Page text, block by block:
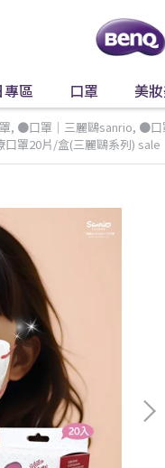
專區 口罩 美
, ●口罩｜三麗鷗sanrio, ●口
口罩20片/盒(三麗鷗系列) sale